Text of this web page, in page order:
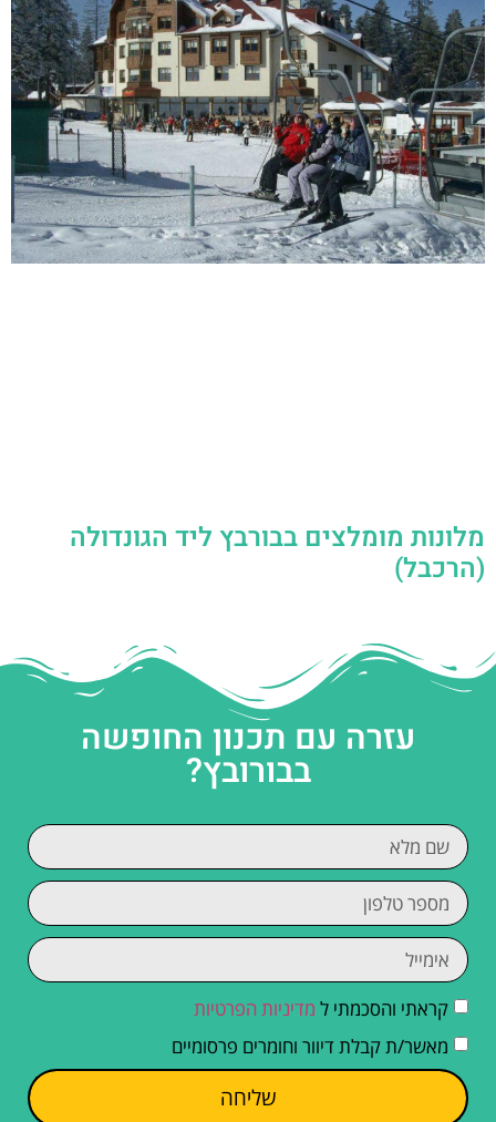
מלונות מומלצים בבורבץ ליד הגונדולה
(הרכבל)
עזרה עם תכנון החופשה
בבורובץ?
קראתי והסכמתי ל מדיניות הפרטיות
מאשר/ת קבלת דיוור וחומרים פרסומיים
שליחה